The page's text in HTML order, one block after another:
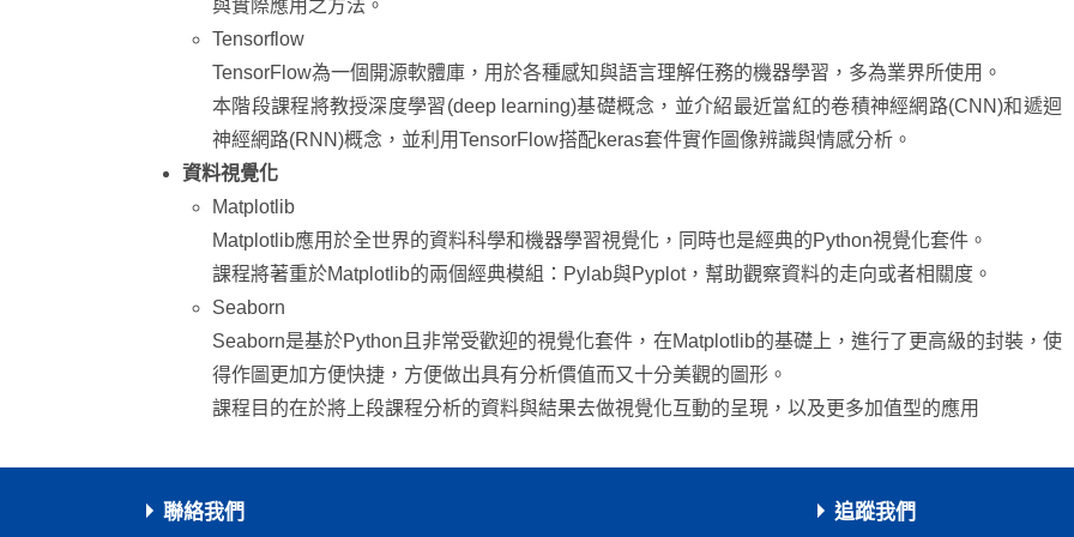
與實際應用之方法。
Tensorflow
TensorFlow為一個開源軟體庫，用於各種感知與語言理解任務的機器學習，多為業界所使用。
本階段課程將教授深度學習(deep learning)基礎概念，並介紹最近當紅的卷積神經網路(CNN)和遞迴
神經網路(RNN)概念，並利用TensorFlow搭配keras套件實作圖像辨識與情感分析。
資料視覺化‌
Matplotlib
Matplotlib應用於全世界的資料科學和機器學習視覺化，同時也是經典的Python視覺化套件。
課程將著重於Matplotlib的兩個經典模組：Pylab與Pyplot，幫助觀察資料的走向或者相關度。
Seaborn
Seaborn是基於Python且非常受歡迎的視覺化套件，在Matplotlib的基礎上，進行了更高級的封裝，使
得作圖更加方便快捷，方便做出具有分析價值而又十分美觀的圖形。
課程目的在於將上段課程分析的資料與結果去做視覺化互動的呈現，以及更多加值型的應用
聯絡我們 追蹤我們